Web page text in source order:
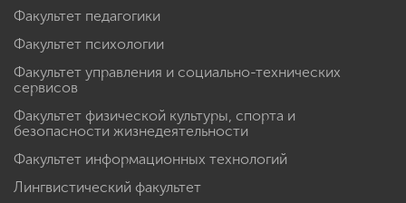
Факультет педагогики
Факультет психологии
Факультет управления и социально-технических
сервисов
Факультет физической культуры, спорта и
безопасности жизнедеятельности
Факультет информационных технологий
Лингвистический факультет